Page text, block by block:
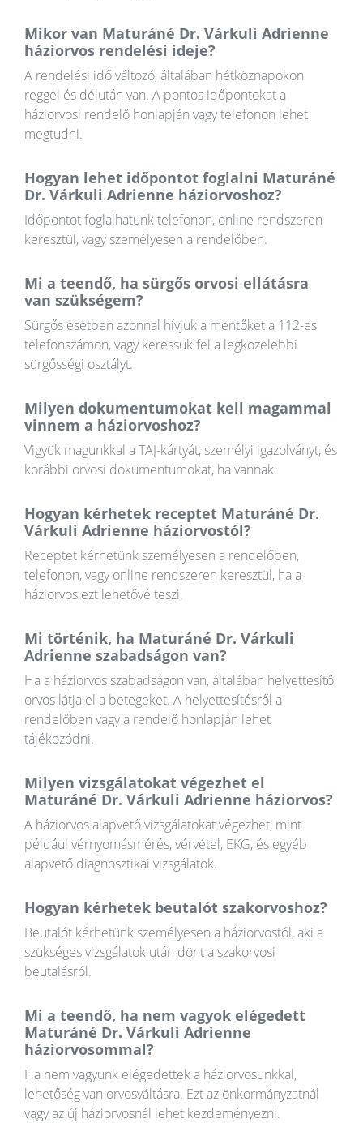
Mikor van Maturáné Dr. Várkuli Adrienne
háziorvos rendelési ideje?
A rendelési idő változó, általában hétköznapokon
reggel és délután van. A pontos időpontokat a
háziorvosi rendelő honlapján vagy telefonon lehet
megtudni.
Hogyan lehet időpontot foglalni Maturáné
Dr. Várkuli Adrienne háziorvoshoz?
Időpontot foglalhatunk telefonon, online rendszeren
keresztül, vagy személyesen a rendelőben.
Mi a teendő, ha sürgős orvosi ellátásra
van szükségem?
Sürgős esetben azonnal hívjuk a mentőket a 112-es
telefonszámon, vagy keressük fel a legközelebbi
sürgősségi osztályt.
Milyen dokumentumokat kell magammal
vinnem a háziorvoshoz?
Vigyük magunkkal a TAJ-kártyát, személyi igazolványt, és
korábbi orvosi dokumentumokat, ha vannak.
Hogyan kérhetek receptet Maturáné Dr.
Várkuli Adrienne háziorvostól?
Receptet kérhetünk személyesen a rendelőben,
telefonon, vagy online rendszeren keresztül, ha a
háziorvos ezt lehetővé teszi.
Mi történik, ha Maturáné Dr. Várkuli
Adrienne szabadságon van?
Ha a háziorvos szabadságon van, általában helyettesítő
orvos látja el a betegeket. A helyettesítésről a
rendelőben vagy a rendelő honlapján lehet
tájékozódni.
Milyen vizsgálatokat végezhet el
Maturáné Dr. Várkuli Adrienne háziorvos?
A háziorvos alapvető vizsgálatokat végezhet, mint
például vérnyomásmérés, vérvétel, EKG, és egyéb
alapvető diagnosztikai vizsgálatok.
Hogyan kérhetek beutalót szakorvoshoz?
Beutalót kérhetünk személyesen a háziorvostól, aki a
szükséges vizsgálatok után dönt a szakorvosi
beutalásról.
Mi a teendő, ha nem vagyok elégedett
Maturáné Dr. Várkuli Adrienne
háziorvosommal?
Ha nem vagyunk elégedettek a háziorvosunkkal,
lehetőség van orvosváltásra. Ezt az önkormányzatnál
vagy az új háziorvosnál lehet kezdeményezni.